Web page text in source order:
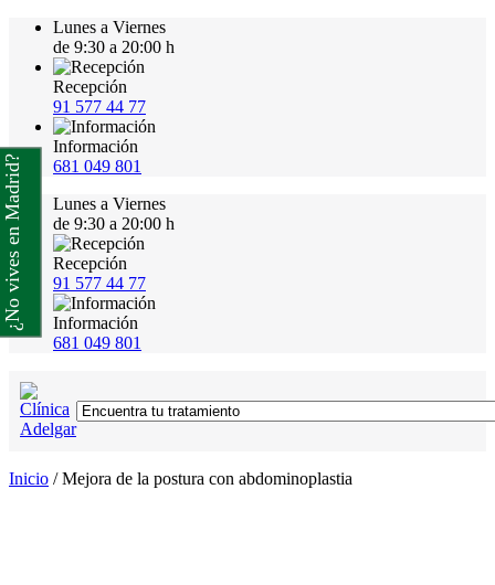
Lunes a Viernes
de 9:30 a 20:00 h
Recepción
91 577 44 77
Información
681 049 801
Lunes a Viernes
de 9:30 a 20:00 h
Recepción
91 577 44 77
Información
681 049 801
Inicio /Mejora de la postura con abdominoplastia
¿No vives en Madrid?